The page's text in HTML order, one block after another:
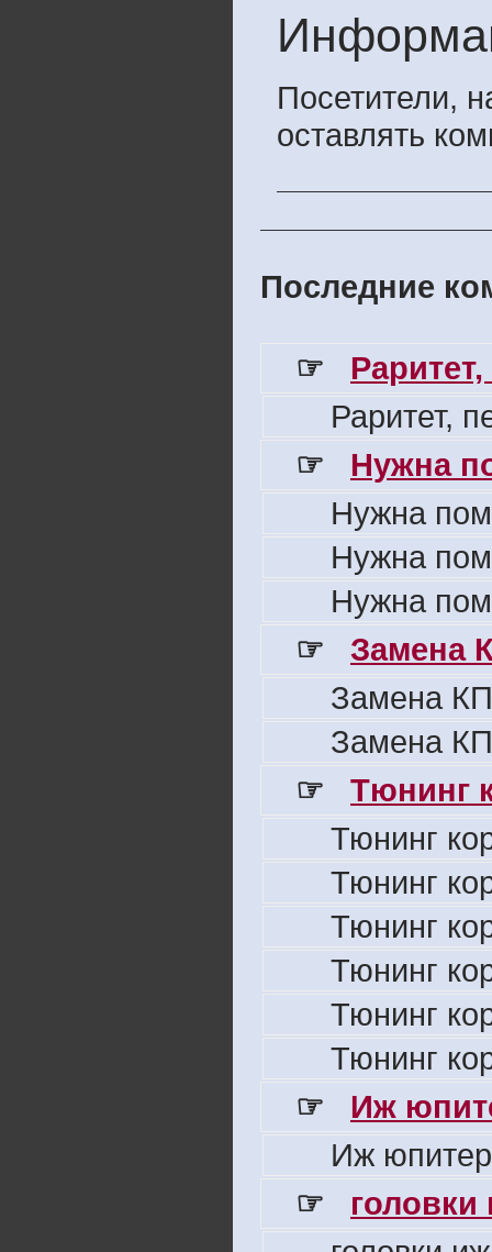
Посетители,
оставлять
Последние
☞
Раритет,
☞
Нужна
Нужна
Нужна
Нужна
☞
Замена
Замена
Замена
☞
Тюнинг
Тюнинг
Тюнинг
Тюнинг
Тюнинг
Тюнинг
Тюнинг
☞
Иж
Иж
☞